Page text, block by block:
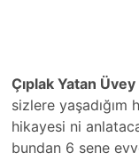
Çıplak Yatan
sizlere yaşadığım
hikayesi ni
bundan 6 sene